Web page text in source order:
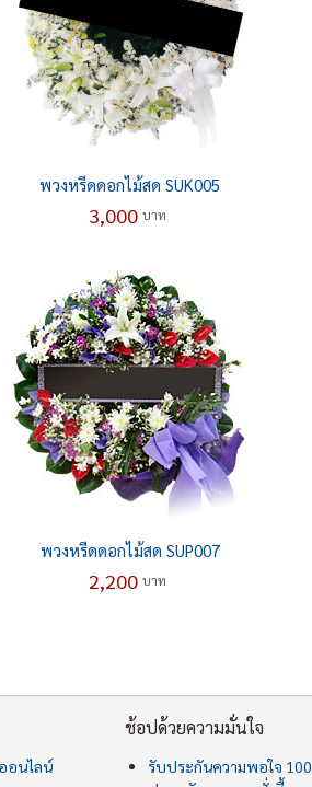
พวงหรีดดอกไม้สด SUK005
3,000บาท
พวงหรีดดอกไม้สด SUP007
2,200บาท
อนไลน์
ช้อปด้วยความมั่นใจ
รับประกันความพอใจ